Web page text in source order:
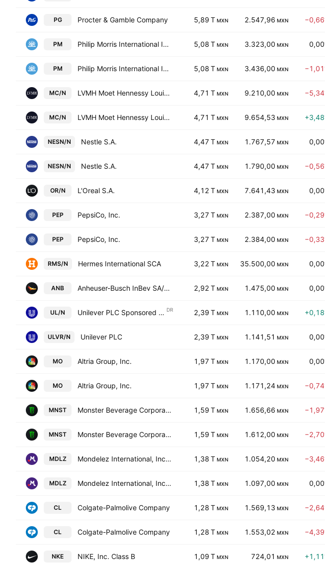
PG Procter & Gamble Company 5,89 T MXN 2.547,96 MXN
PM Philip Morris International Inc. 5,08 T MXN 3.323,00 MXN
PM Philip Morris International Inc. 5,08 T MXN 3.436,00 MXN
MC/N LVMH Moet Hennessy Louis Vuitton SE 4,71 T MXN 9.210,00 MXN
MC/N LVMH Moet Hennessy Louis Vuitton SE 4,71 T MXN 9.654,53 MXN
NESN/N Nestle S.A. 4,47 T MXN 1.767,57 MXN
NESN/N Nestle S.A. 4,47 T MXN 1.790,00 MXN
OR/N L'Oreal S.A. 4,12 T MXN 7.641,43 MXN
PEP PepsiCo, Inc. 3,27 T MXN 2.387,00 MXN
PEP PepsiCo, Inc. 3,27 T MXN 2.384,00 MXN
RMS/N Hermes International SCA 3,22 T MXN 35.500,00 MXN
ANB Anheuser-Busch InBev SA/NV 2,92 T MXN 1.475,00 MXN
UL/N Unilever PLC Sponsored ADR DR 2,39 T MXN 1.110,00 MXN
ULVR/N Unilever PLC 2,39 T MXN 1.141,51 MXN
MO Altria Group, Inc. 1,97 T MXN 1.170,00 MXN
MO Altria Group, Inc. 1,97 T MXN 1.171,24 MXN
MNST Monster Beverage Corporation 1,59 T MXN 1.656,66 MXN
MNST Monster Beverage Corporation 1,59 T MXN 1.612,00 MXN
MDLZ Mondelez International, Inc. Class A 1,38 T MXN 1.054,20 MXN
MDLZ Mondelez International, Inc. Class A 1,38 T MXN 1.097,00 MXN
CL Colgate-Palmolive Company 1,28 T MXN 1.569,13 MXN
CL Colgate-Palmolive Company 1,28 T MXN 1.553,02 MXN
NKE NIKE, Inc. Class B 1,09 T MXN 724,01 MXN